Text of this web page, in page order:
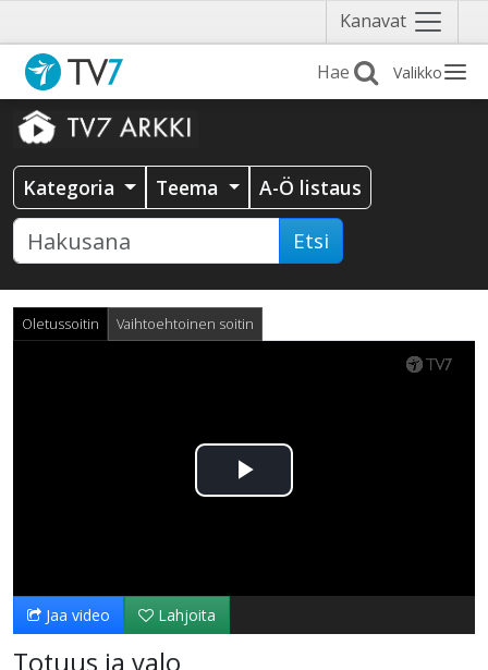
Kanavat Näytä
valikko
Valikko
Kategoria Teema A-Ö listaus
Etsi
Oletussoitin Vaihtoehtoinen soitin
Toista
Jaa video Lahjoita
Totuus ja valo